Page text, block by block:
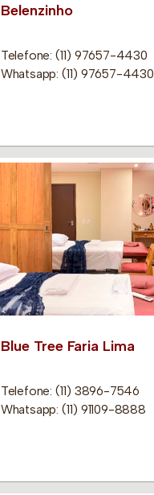
Belenzinho
Telefone: (11) 97657-4430
Whatsapp: (11) 97657-4430
Blue Tree Faria Lima
Telefone: (11) 3896-7546
Whatsapp: (11) 91109-8888